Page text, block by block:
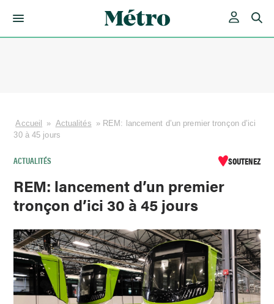
Accueil » Actualités » REM: lancement d’un premier tronçon d’ici
30 à 45 jours
ACTUALITÉS SOUTENEZ
REM: lancement d’un premier
tronçon d’ici 30 à 45 jours